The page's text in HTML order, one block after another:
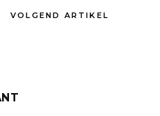
VOLGEND ARTIKEL